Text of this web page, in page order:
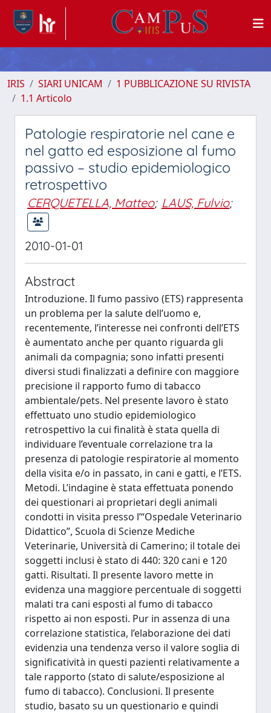
IRIS SIARI UNICAM
1 PUBBLICAZIONE SU RIVISTA
1.1 Articolo
Patologie respiratorie nel cane e
nel gatto ed esposizione al fumo
passivo – studio epidemiologico
retrospettivo
CERQUETELLA, Matteo; LAUS, Fulvio;
2010-01-01
Abstract
Introduzione. Il fumo passivo (ETS) rappresenta
un problema per la salute dell’uomo e,
recentemente, l’interesse nei confronti dell’ETS
è aumentato anche per quanto riguarda gli
animali da compagnia; sono infatti presenti
diversi studi finalizzati a definire con maggiore
precisione il rapporto fumo di tabacco
ambientale/pets. Nel presente lavoro è stato
effettuato uno studio epidemiologico
retrospettivo la cui finalità è stata quella di
individuare l’eventuale correlazione tra la
presenza di patologie respiratorie al momento
della visita e/o in passato, in cani e gatti, e l’ETS.
Metodi. L’indagine è stata effettuata ponendo
dei questionari ai proprietari degli animali
condotti in visita presso l’“Ospedale Veterinario
Didattico”, Scuola di Scienze Mediche
Veterinarie, Università di Camerino; il totale dei
soggetti inclusi è stato di 440: 320 cani e 120
gatti. Risultati. Il presente lavoro mette in
evidenza una maggiore percentuale di soggetti
malati tra cani esposti al fumo di tabacco
rispetto ai non esposti. Pur in assenza di una
correlazione statistica, l’elaborazione dei dati
evidenzia una tendenza verso il valore soglia di
significatività in questi pazienti relativamente a
tale rapporto (stato di salute/esposizione al
fumo di tabacco). Conclusioni. Il presente
studio, basato su un questionario e quindi